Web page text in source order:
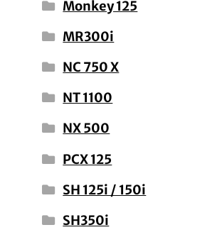
Monkey 125
MR300i
NC 750 X
NT 1100
NX 500
PCX 125
SH 125i / 150i
SH350i